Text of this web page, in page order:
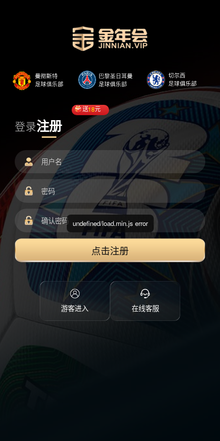
登录注册
送18元
点击注册
游客进入 在线客服
undefined/load.min.js error